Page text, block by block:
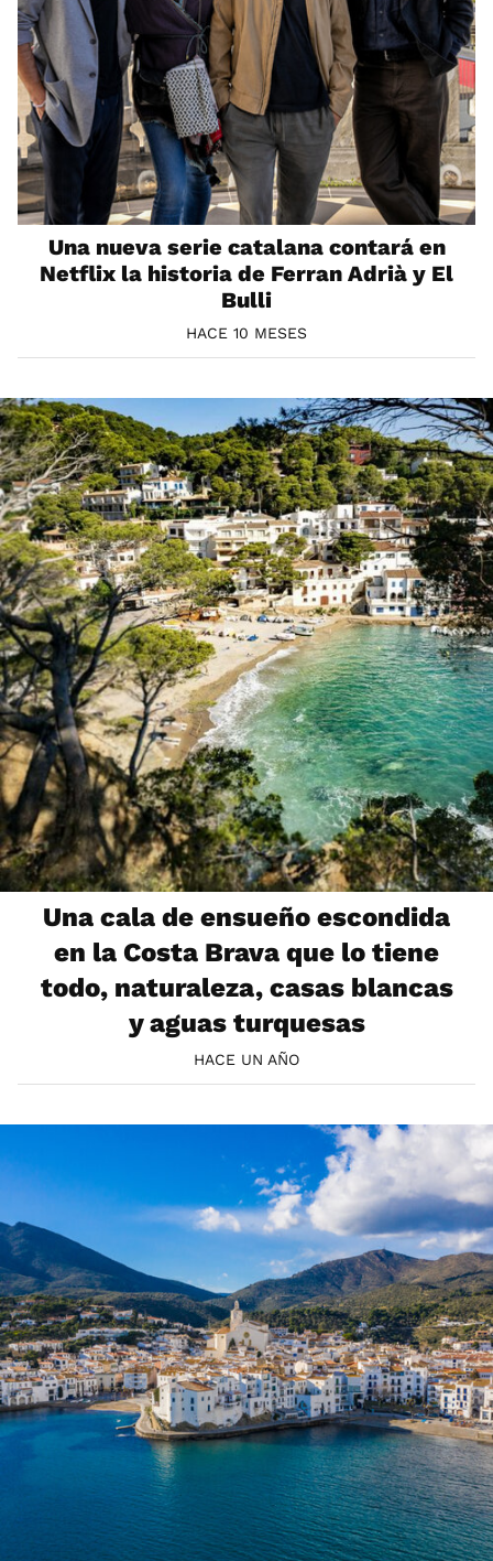
Una nueva serie catalana contará en
Netflix la historia de Ferran Adrià y El
Bulli
HACE 10 MESES
Una cala de ensueño escondida
en la Costa Brava que lo tiene
todo, naturaleza, casas blancas
y aguas turquesas
HACE UN AÑO